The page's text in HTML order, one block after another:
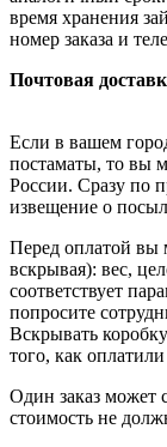
время хранения
номер заказа и
Почтовая
Если в вашем
постаматы, то вы
России. Сразу по
извещение о
Перед оплатой вы
вскрывая): вес,
соответствует
попросите
Вскрывать
того, как оплатили
Один заказ может
стоимость не